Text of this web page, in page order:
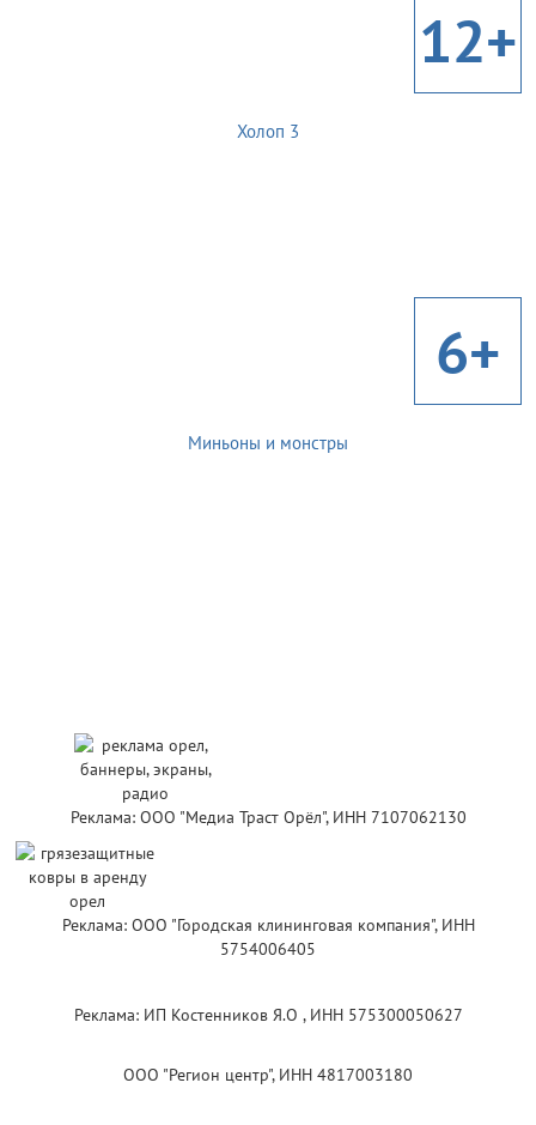
12+
Холоп 3
6+
Миньоны и монстры
Реклама: ООО "Медиа Траст Орёл", ИНН 7107062130
Реклама: ООО "Городская клининговая компания", ИНН
5754006405
Реклама: ИП Костенников Я.О , ИНН 575300050627
ООО "Регион центр", ИНН 4817003180